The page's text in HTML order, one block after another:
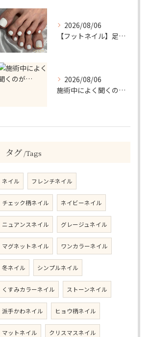
2026/08/06
【フットネイル】足元がパッと映える！ホワイトワンカラーネイル
2026/08/06
施術中によく聞くのが…
タグ Tags
ネイル フレンチネイル
チェック柄ネイル ネイビーネイル
ニュアンスネイル グレージュネイル
マグネットネイル ワンカラーネイル
冬ネイル シンプルネイル
くすみカラーネイル ストーンネイル
派手かわネイル ヒョウ柄ネイル
マットネイル クリスマスネイル